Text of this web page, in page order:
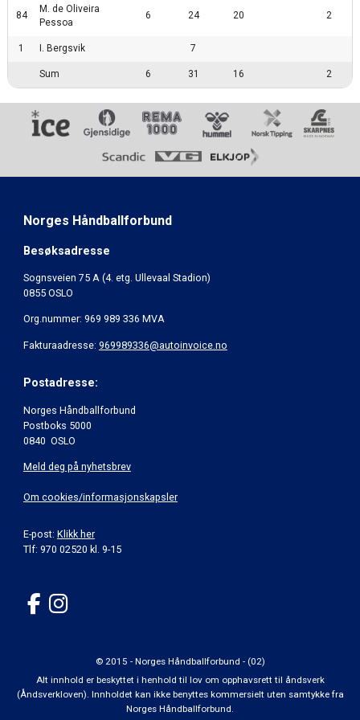
84
M. de Oliveira
Pessoa
6 24 20 2
1 I. Bergsvik 7
Sum 6 31 16 2
Norges Håndballforbund
Besøksadresse
Sognsveien 75 A (4. etg. Ullevaal Stadion)
0855 OSLO
Org.nummer: 969 989 336 MVA
Fakturaadresse: 969989336@autoinvoice.no
Postadresse:
Norges Håndballforbund
Postboks 5000
0840 OSLO
Meld deg på nyhetsbrev
Om cookies/informasjonskapsler
E-post: Klikk her
Tlf: 970 02520 kl. 9-15
© 2015 - Norges Håndballforbund - (02)
Alt innhold er beskyttet i henhold til lov om opphavsrett til åndsverk
(Åndsverkloven). Innholdet kan ikke benyttes kommersielt uten samtykke fra
Norges Håndballforbund.